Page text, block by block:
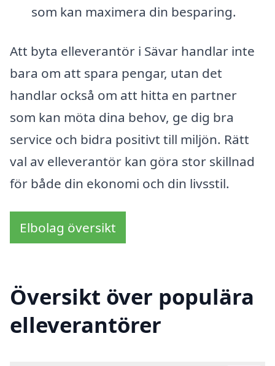
som kan maximera din besparing.
Att byta elleverantör i Sävar handlar inte
bara om att spara pengar, utan det
handlar också om att hitta en partner
som kan möta dina behov, ge dig bra
service och bidra positivt till miljön. Rätt
val av elleverantör kan göra stor skillnad
för både din ekonomi och din livsstil.
Elbolag översikt
Översikt över populära
elleverantörer